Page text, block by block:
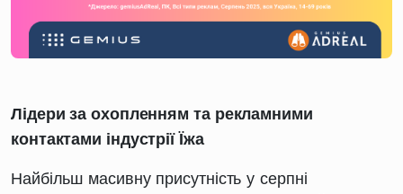
Лідери за охопленням та рекламними
контактами індустрії Їжа
Найбільш масивну присутність у серпні